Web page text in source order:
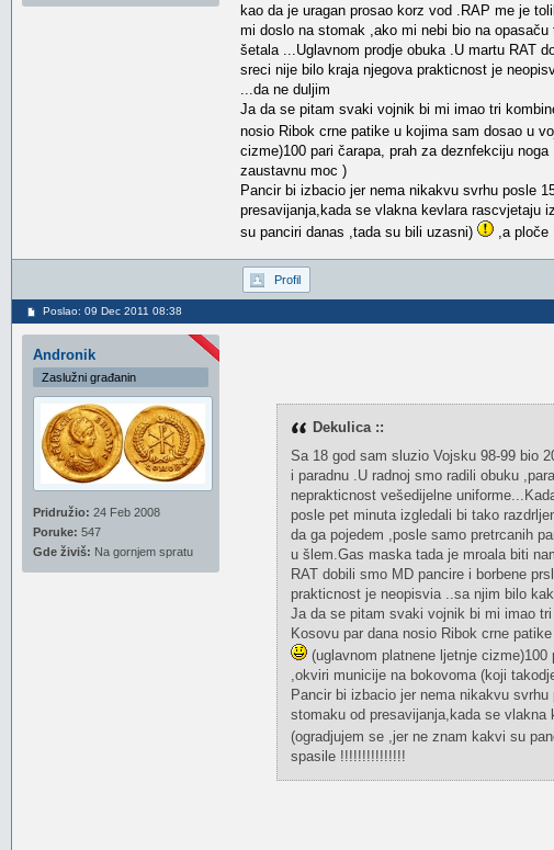
kao da je uragan prosao korz vod .RAP me je
mi doslo na stomak ,ako mi nebi bio na
šetala ...Uglavnom prodje obuka .U martu RAT
sreci nije bilo kraja njegova prakticnost je
...da ne duljim
Ja da se pitam svaki vojnik bi mi imao tri
nosio Ribok crne patike u kojima sam dosao u
cizme)100 pari čarapa, prah za deznfekciju
zaustavnu moc )
Pancir bi izbacio jer nema nikakvu svrhu posle
presavijanja,kada se vlakna kevlara rascvjetaju
su panciri danas ,tada su bili uzasni)
,a ploče
Profil
Poslao: 09 Dec 2011 08:38
Andronik
Zaslužni građanin
Pridružio: 24 Feb 2008
Poruke: 547
Gde živiš: Na gornjem spratu
Dekulica ::
Sa 18 god sam sluzio Vojsku 98-99 bio
i paradnu .U radnoj smo radili obuku
neprakticnost vešedijelne
posle pet minuta izgledali bi tako
da ga pojedem ,posle samo pretrcanih
u šlem.Gas maska tada je mroala biti
RAT dobili smo MD pancire i borbene
prakticnost je neopisvia ..sa njim bilo
Ja da se pitam svaki vojnik bi mi imao
Kosovu par dana nosio Ribok crne
(uglavnom platnene ljetnje cizme)100
,okviri municije na bokovoma (koji
Pancir bi izbacio jer nema nikakvu
stomaku od presavijanja,kada se
(ogradjujem se ,jer ne znam kakvi su
spasile !!!!!!!!!!!!!!!